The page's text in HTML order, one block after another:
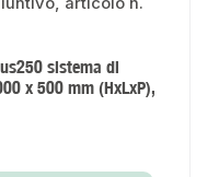
sistema di
x 500 mm (HxLxP),